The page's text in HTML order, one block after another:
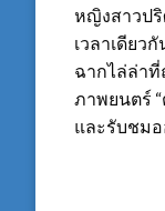
หญิงสาวป
เวลาเดียว
ฉากไล่ล่า
ภาพยนตร์
และรับชมอ